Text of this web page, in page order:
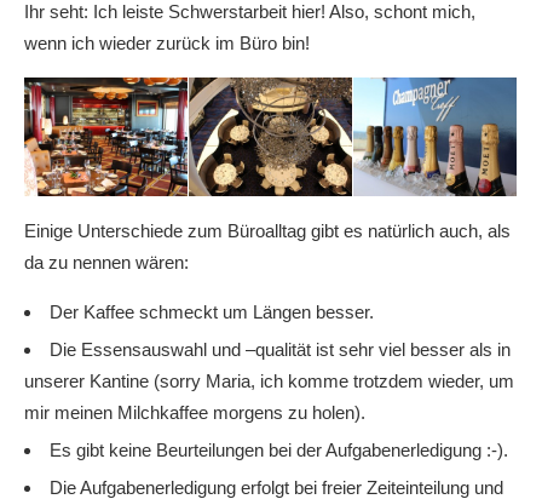
Ihr seht: Ich leiste Schwerstarbeit hier! Also, schont mich,
wenn ich wieder zurück im Büro bin!
Einige Unterschiede zum Büroalltag gibt es natürlich auch, als
da zu nennen wären:
Der Kaffee schmeckt um Längen besser.
Die Essensauswahl und –qualität ist sehr viel besser als in
unserer Kantine (sorry Maria, ich komme trotzdem wieder, um
mir meinen Milchkaffee morgens zu holen).
Es gibt keine Beurteilungen bei der Aufgabenerledigung :-).
Die Aufgabenerledigung erfolgt bei freier Zeiteinteilung und